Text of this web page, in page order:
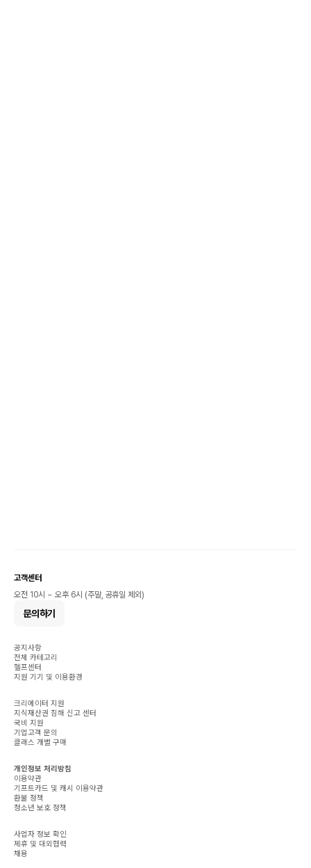
고객센터
오전 10시 ~ 오후 6시 (주말, 공휴일 제외)
문의하기
공지사항
전체 카테고리
헬프센터
지원 기기 및 이용환경
크리에이터 지원
지식재산권 침해 신고 센터
국비 지원
기업고객 문의
클래스 개별 구매
개인정보 처리방침
이용약관
기프트카드 및 캐시 이용약관
환불 정책
청소년 보호 정책
사업자 정보 확인
제휴 및 대외협력
채용